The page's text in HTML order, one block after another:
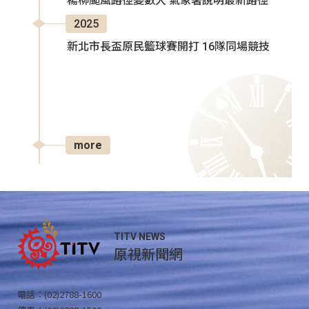
2025
新北市長盃原民籃球賽開打 16隊同場競技
more
TITV NEWS
原視新聞網
電話：(02)2788-1600